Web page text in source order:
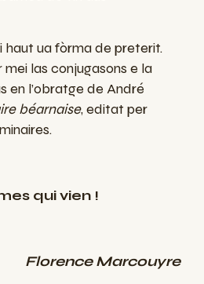
haut ua fòrma de preterit.
las conjugasons e la
en l’obratge de André
béarnaise, editat per
qui vien !
Florence Marcouyre